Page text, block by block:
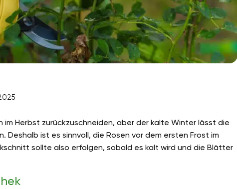
Herbst zurückzuschneiden, aber der kalte Winter lässt die
Deshalb ist es sinnvoll, die Rosen vor dem ersten Frost im
sollte also erfolgen, sobald es kalt wird und die Blätter